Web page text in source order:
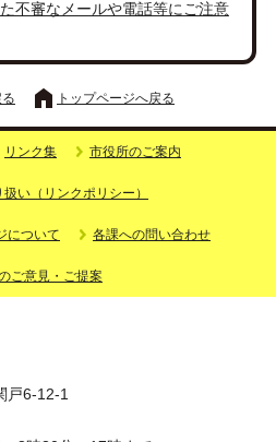
不審なメールや電話等にご注意
トップページへ戻る
リンク集 市役所のご案内
い（リンクポリシー）
について 各課への問い合わせ
ご意見・ご提案
戸6-12-1